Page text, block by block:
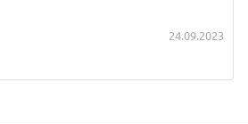
24.09.2023